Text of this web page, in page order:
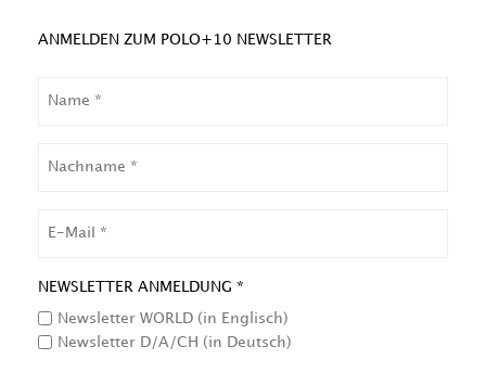
ANMELDEN ZUM POLO+10 NEWSLETTER
NEWSLETTER ANMELDUNG *
Newsletter WORLD (in Englisch)
Newsletter D/A/CH (in Deutsch)